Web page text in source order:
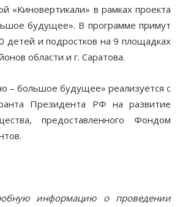
«Киновертикали» в рамках проекта
будущее». В программе примут
детей и подростков на 9 площадках
области и г. Саратова.
– большое будущее» реализуется с
Президента РФ на развитие
предоставленного Фондом
информацию о проведении